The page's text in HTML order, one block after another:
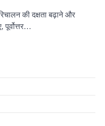
की दक्षता बढ़ाने और